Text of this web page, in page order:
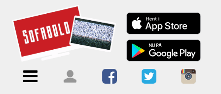
Menu
ForsideKalendere
Blogs
Om
Sofabold
×